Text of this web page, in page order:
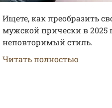
Ищете, как преобразить
мужской прически в 2025
неповторимый стиль.
Читать полностью